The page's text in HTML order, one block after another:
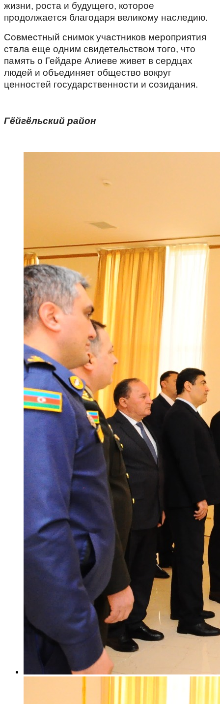
жизни, роста и будущего, которое
продолжается благодаря великому наследию.
Совместный снимок участников мероприятия
стала еще одним свидетельством того, что
память о Гейдаре Алиеве живет в сердцах
людей и объединяет общество вокруг
ценностей государственности и созидания.
Гёйгёльский район